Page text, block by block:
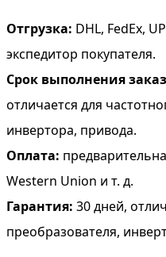
Отгрузка: DHL, FedEx,
экспедитор покупателя.
Срок выполнения
отличается для
инвертора, привода.
Оплата:
Western Union и т. д.
Гарантия: 30 дней,
преобразователя,